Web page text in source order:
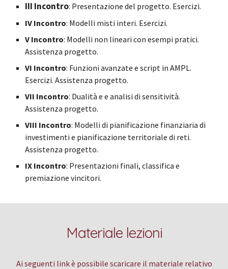
III Incontro: Presentazione del progetto. Esercizi.
IV Incontro: Modelli misti interi. Esercizi.
V Incontro: Modelli non lineari con esempi pratici.
Assistenza progetto.
VI Incontro: Funzioni avanzate e script in AMPL.
Esercizi. Assistenza progetto.
VII Incontro: Dualità e e analisi di sensitività.
Assistenza progetto.
VIII Incontro: Modelli di pianificazione finanziaria di
investimenti e pianificazione territoriale di reti.
Assistenza progetto.
IX Incontro: Presentazioni finali,classificae
premiazione vincitori.
Materiale lezioni
Ai seguenti link è possibile scaricare il materiale relativo